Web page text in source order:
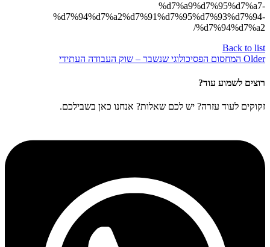
%d7%a9%d7%95%d7%a7-
%d7%94%d7%a2%d7%91%d7%95%d7%93%d7%94-
%d7%94%d7%a2/
Back to list
Older המחסום הפסיכולוגי שנשבר – שוק העבודה העתידי
רוצים לשמוע עוד?
זקוקים לעוד עזרה? יש לכם שאלות? אנחנו כאן בשבילכם.